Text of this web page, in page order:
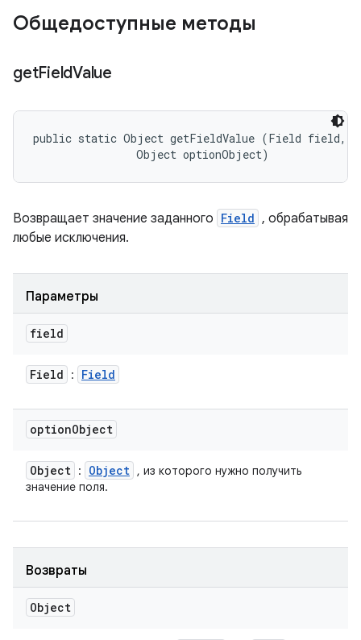
Общедоступные методы
getFieldValue
public static Object getFieldValue (Field field,
                Object optionObject)
Возвращает значение заданного Field , обрабатывая
любые исключения.
Параметры
field
Field : Field
optionObject
Object : Object , из которого нужно получить
значение поля.
Возвраты
Object